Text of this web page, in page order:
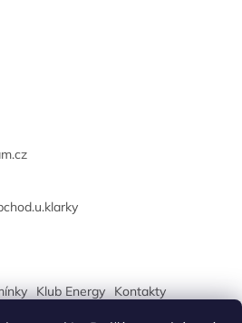
Klub Energy Kontakty